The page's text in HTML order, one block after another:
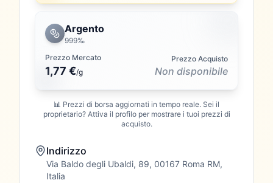
Argento
999‰
Prezzo Mercato
1,77 €/g
Prezzo Acquisto
Non disponibile
📊 Prezzi di borsa aggiornati in tempo reale. Sei il
proprietario? Attiva il profilo per mostrare i tuoi prezzi di
acquisto.
Indirizzo
Via Baldo degli Ubaldi, 89, 00167 Roma RM,
Italia